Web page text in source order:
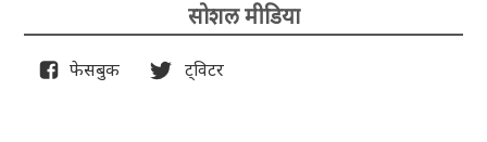
सोशल मीडिया
फेसबुक ट्विटर